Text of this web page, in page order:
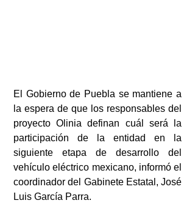
El Gobierno de Puebla se mantiene a
la espera de que los responsables del
proyecto Olinia definan cuál será la
participación de la entidad en la
siguiente etapa de desarrollo del
vehículo eléctrico mexicano, informó el
coordinador del Gabinete Estatal, José
Luis García Parra.